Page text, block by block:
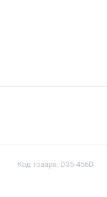
Код товара: D35-456D